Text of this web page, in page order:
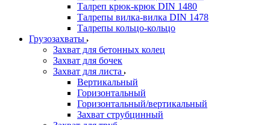
Талреп крюк-крюк DIN 1480
Талрепы вилка-вилка DIN 1478
Талрепы кольцо-кольцо
Грузозахваты
Захват для бетонных колец
Захват для бочек
Захват для листа
Вертикальный
Горизонтальный
Горизонтальный/вертикальный
Захват струбцинный